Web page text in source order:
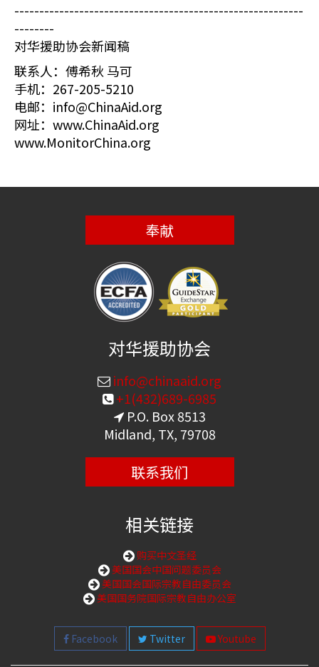
----------------------------------------------------------
--------
对华援助协会新闻稿
联系人：傅希秋 马可
手机：267-205-5210
电邮：info@ChinaAid.org
网址：www.ChinaAid.org
www.MonitorChina.org
奉献
对华援助协会
info@chinaaid.org
+1(432)689-6985
P.O. Box 8513
Midland, TX, 79708
联系我们
相关链接
购买中文圣经
美国国会中国问题委员会
美国国会国际宗教自由委员会
美国国务院国际宗教自由办公室
Facebook Twitter Youtube